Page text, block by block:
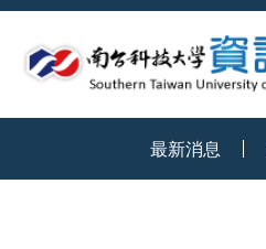
最新消息